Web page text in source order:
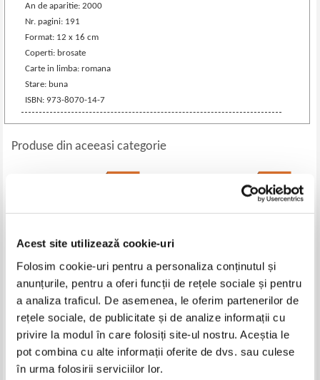
Acest site utilizează cookie-uri
Folosim cookie-uri pentru a personaliza conținutul și
anunțurile, pentru a oferi funcții de rețele sociale și pentru
a analiza traficul. De asemenea, le oferim partenerilor de
rețele sociale, de publicitate și de analize informații cu
privire la modul în care folosiți site-ul nostru. Aceștia le
pot combina cu alte informații oferite de dvs. sau culese
în urma folosirii serviciilor lor.
An de aparitie: 2000
Nr. pagini: 191
Format: 12 x 16 cm
Coperti: brosate
Carte in limba: romana
Stare: buna
ISBN: 973-8070-14-7
Produse din aceeasi categorie
Traian Tandin - Adio, Ringo!
Povestea adevarata a unui caine
politist
Pret:13,00Lei 9,10 Lei
Adaugă în coș
Micael Thomas - Uitat de timp
Pret: 10,00Lei 7,00 Lei